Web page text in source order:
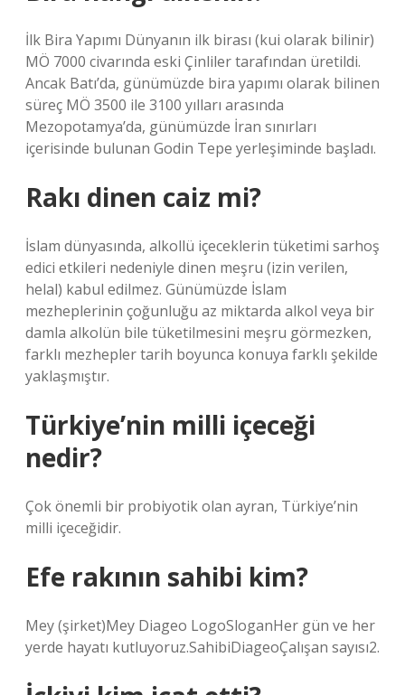
İlk Bira Yapımı Dünyanın ilk birası (kui olarak bilinir)
MÖ 7000 civarında eski Çinliler tarafından üretildi.
Ancak Batı’da, günümüzde bira yapımı olarak bilinen
süreç MÖ 3500 ile 3100 yılları arasında
Mezopotamya’da, günümüzde İran sınırları
içerisinde bulunan Godin Tepe yerleşiminde başladı.
Rakı dinen caiz mi?
İslam dünyasında, alkollü içeceklerin tüketimi sarhoş
edici etkileri nedeniyle dinen meşru (izin verilen,
helal) kabul edilmez. Günümüzde İslam
mezheplerinin çoğunluğu az miktarda alkol veya bir
damla alkolün bile tüketilmesini meşru görmezken,
farklı mezhepler tarih boyunca konuya farklı şekilde
yaklaşmıştır.
Türkiye’nin milli içeceği
nedir?
Çok önemli bir probiyotik olan ayran, Türkiye’nin
milli içeceğidir.
Efe rakının sahibi kim?
Mey (şirket)Mey Diageo LogoSloganHer gün ve her
yerde hayatı kutluyoruz.SahibiDiageoÇalışan sayısı2.